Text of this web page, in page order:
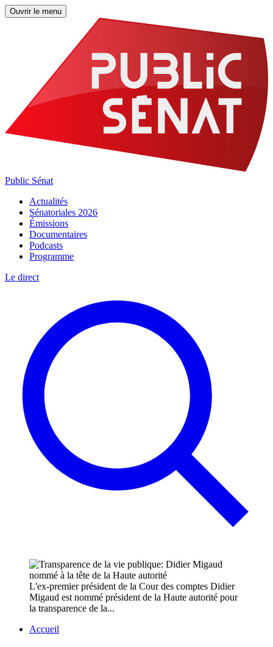
Ouvrir le menu
Public Sénat
Actualités
Sénatoriales 2026
Émissions
Documentaires
Podcasts
Programme
Le direct
L'ex-premier président de la Cour des comptes Didier
Migaud est nommé président de la Haute autorité pour
la transparence de la...
Accueil